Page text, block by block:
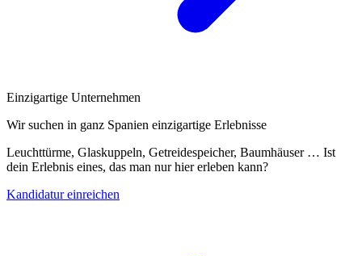
Einzigartige Unternehmen
Wir suchen in ganz Spanien einzigartige Erlebnisse
Leuchttürme, Glaskuppeln, Getreidespeicher, Baumhäuser … Ist
dein Erlebnis eines, das man nur hier erleben kann?
Kandidatur einreichen